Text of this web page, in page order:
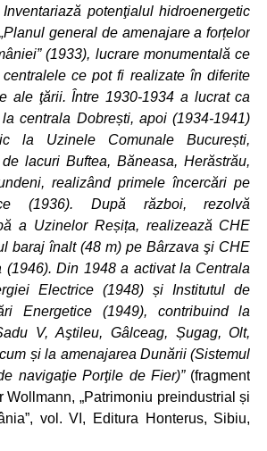
Inventariază potenţialul hidroenergetic
general de amenajare a forțelor
(1933), lucrare monumentală ce
ce pot fi realizate în diferite
ale ţării. Între 1930-1934 a lucrat ca
centrala Dobrești, apoi (1934-1941)
la Uzinele Comunale București,
lacuri Buftea, Băneasa, Herăstrău,
realizând primele încercări pe
(1936). După război, rezolvă
a Uzinelor Reșița, realizează CHE
baraj înalt (48 m) pe Bârzava şi CHE
(1946). Din 1948 a activat la Centrala
Electrice (1948) și Institutul de
Energetice (1949), contribuind la
V, Aştileu, Gâlceag, Șugag, Olt,
și la amenajarea Dunării (Sistemul
navigaţie Porţile de Fier)” (fragment
Wollmann, „Patrimoniu preindustrial și
vol. VI, Editura Honterus, Sibiu,